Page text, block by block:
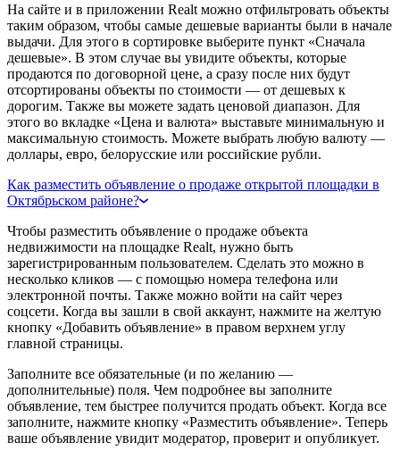
На сайте и в приложении Realt можно отфильтровать объекты
таким образом, чтобы самые дешевые варианты были в начале
выдачи. Для этого в сортировке выберите пункт «Сначала
дешевые». В этом случае вы увидите объекты, которые
продаются по договорной цене, а сразу после них будут
отсортированы объекты по стоимости — от дешевых к
дорогим. Также вы можете задать ценовой диапазон. Для
этого во вкладке «Цена и валюта» выставьте минимальную и
максимальную стоимость. Можете выбрать любую валюту —
доллары, евро, белорусские или российские рубли.
Как разместить объявление о продаже открытой площадки в
Октябрьском районе?
Чтобы разместить объявление о продаже объекта
недвижимости на площадке Realt, нужно быть
зарегистрированным пользователем. Сделать это можно в
несколько кликов — с помощью номера телефона или
электронной почты. Также можно войти на сайт через
соцсети. Когда вы зашли в свой аккаунт, нажмите на желтую
кнопку «Добавить объявление» в правом верхнем углу
главной страницы.
Заполните все обязательные (и по желанию —
дополнительные) поля. Чем подробнее вы заполните
объявление, тем быстрее получится продать объект. Когда все
заполните, нажмите кнопку «Разместить объявление». Теперь
ваше объявление увидит модератор, проверит и опубликует.